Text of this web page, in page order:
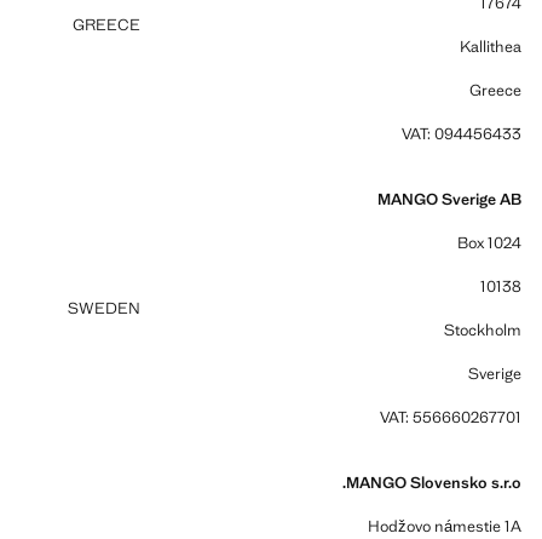
Kallithea
Greece
VAT: 094456433
GREECE
MANGO Sverige AB
Box 1024
10138
Stockholm
Sverige
VAT: 556660267701
SWEDEN
MANGO Slovensko s.r.o.
Hodžovo námestie 1A